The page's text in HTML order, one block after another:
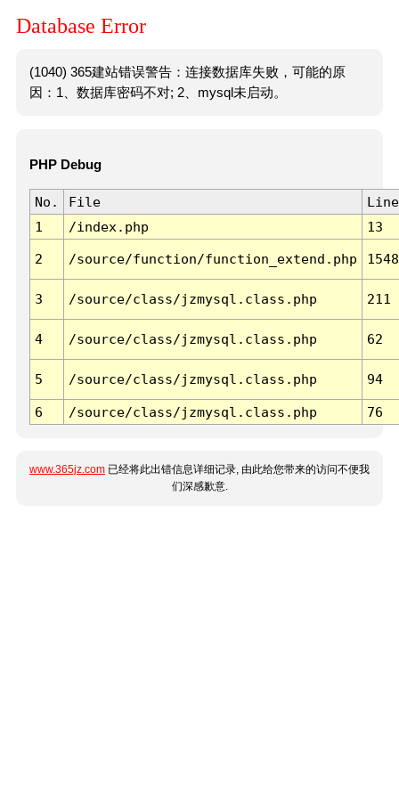
Database Error
(1040) 365建站错误警告：连接数据库失败，可能的原
因：1、数据库密码不对; 2、mysql未启动。
PHP Debug
No. File
Line
1
/index.php 13
2 /source/function/function_extend.php 1548
3 /source/class/jzmysql.class.php 211
4 /source/class/jzmysql.class.php 62
5 /source/class/jzmysql.class.php 94
6 /source/class/jzmysql.class.php 76
www.365jz.com 已经将此出错信息详细记录, 由此给您带来的访问不便我
们深感歉意.